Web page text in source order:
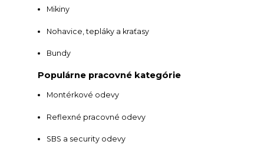
Mikiny
Nohavice, tepláky a kraťasy
Bundy
Populárne pracovné kategórie
Montérkové odevy
Reflexné pracovné odevy
SBS a security odevy